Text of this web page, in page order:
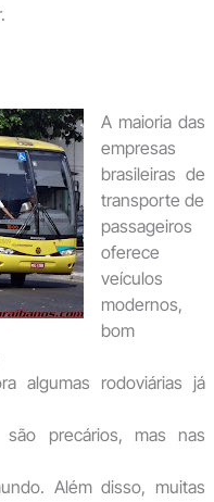
A maioria das
empresas
brasileiras de
transporte de
passageiros
oferece
veículos
modernos,
bom
algumas rodoviárias já
precários, mas nas
Além disso, muitas